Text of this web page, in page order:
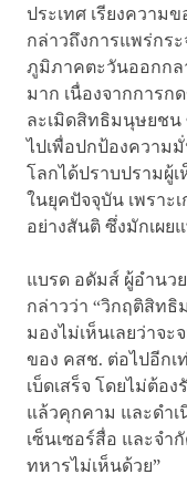
ประเทศ เรียงความ
กล่าวถึงการแพร่กร
ภูมิภาคตะวันออกกล
มาก เนื่องจากการก
ละเมิดสิทธิมนุษยชน
ไปเพื่อปกป้องความ
โลกได้ปราบปรามผู้
ในยุคปัจจุบัน เพราะ
อย่างสันติ ซึ่งมักเผ
แบรด อดัมส์ ผู้อำนว
กล่าวว่า “วิกฤติสิท
มองไม่เห็นเลยว่าจ
ของ คสช. ต่อไปอีกเ
เบ็ดเสร็จ โดยไม่ต้อ
แล้วคุกคาม และดำ
เซ็นเซอร์สื่อ และจำ
ทหารไม่เห็นด้วย”